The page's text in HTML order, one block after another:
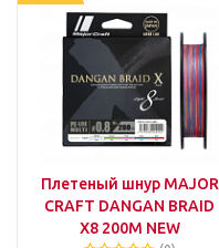
Плетеный шнур MAJOR
CRAFT DANGAN BRAID
X8 200М NEW